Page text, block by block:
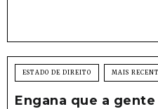
ESTADO DE DIREITO MAIS
Engana que a gente